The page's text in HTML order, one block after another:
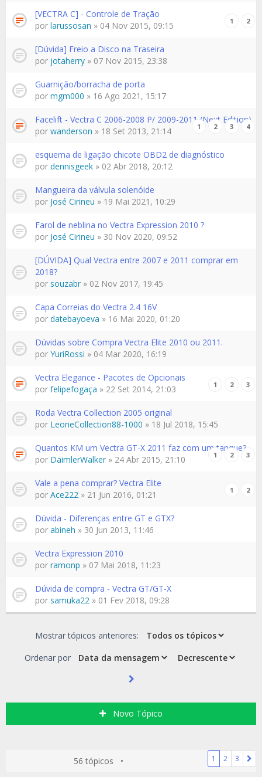
[VECTRA C] - Controle de Tração
1 2
por larussosan » 04 Nov 2015, 09:15
[Dúvida] Freio a Disco na Traseira
por jotaherry » 07 Nov 2015, 23:38
Guarnição/borracha de porta
por mgm000 » 16 Ago 2021, 15:17
Facelift - Vectra C 2006-2008 P/ 2009-2011 (Next Edition)
1 2 3 4
por wanderson » 18 Set 2013, 21:14
esquema de ligação chicote OBD2 de diagnóstico
por dennisgeek » 02 Abr 2018, 20:12
Mangueira da válvula solenóide
por José Cirineu » 19 Mai 2021, 10:29
Farol de neblina no Vectra Expression 2010 ?
por José Cirineu » 30 Nov 2020, 09:52
[DÚVIDA] Qual Vectra entre 2007 e 2011 comprar em
2018?
por souzabr » 02 Nov 2017, 19:45
Capa Correias do Vectra 2.4 16V
por datebayoeva » 16 Mai 2020, 01:20
Dúvidas sobre Compra Vectra Elite 2010 ou 2011.
por YuriRossi » 04 Mar 2020, 16:19
Vectra Elegance - Pacotes de Opcionais
1 2 3
por felipefogaça » 22 Set 2014, 21:03
Roda Vectra Collection 2005 original
por LeoneCollection88-1000 » 18 Jul 2018, 15:45
Quantos KM um Vectra GT-X 2011 faz com um tanque?
1 2 3
por DaimlerWalker » 24 Abr 2015, 21:10
Vale a pena comprar? Vectra Elite
1 2
por Ace222 » 21 Jun 2016, 01:21
Dúvida - Diferenças entre GT e GTX?
por abineh » 30 Jun 2013, 11:46
Vectra Expression 2010
por ramonp » 07 Mai 2018, 11:23
Dúvida de compra - Vectra GT/GT-X
por samuka22 » 01 Fev 2018, 09:28
Mostrar tópicos anteriores:
Ordenar por
Novo Tópico
56 tópicos • 1 2 3